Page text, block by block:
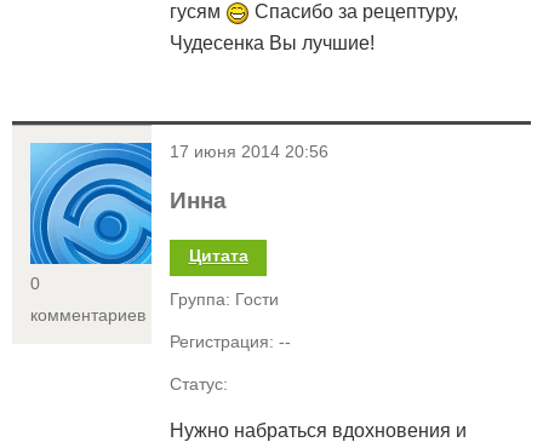
гусям
Спасибо за рецептуру,
Чудесенка Вы лучшие!
<
0
комментариев
17 июня 2014 20:56
Инна
Цитата
Группа: Гости
Регистрация: --
Статус:
Нужно набраться вдохновения и